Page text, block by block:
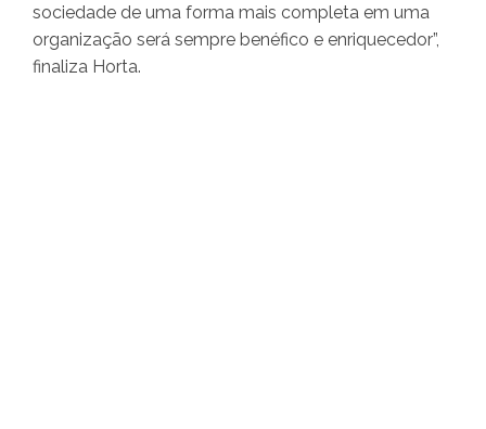
sociedade de uma forma mais completa em uma
organização será sempre benéfico e enriquecedor”,
finaliza Horta.